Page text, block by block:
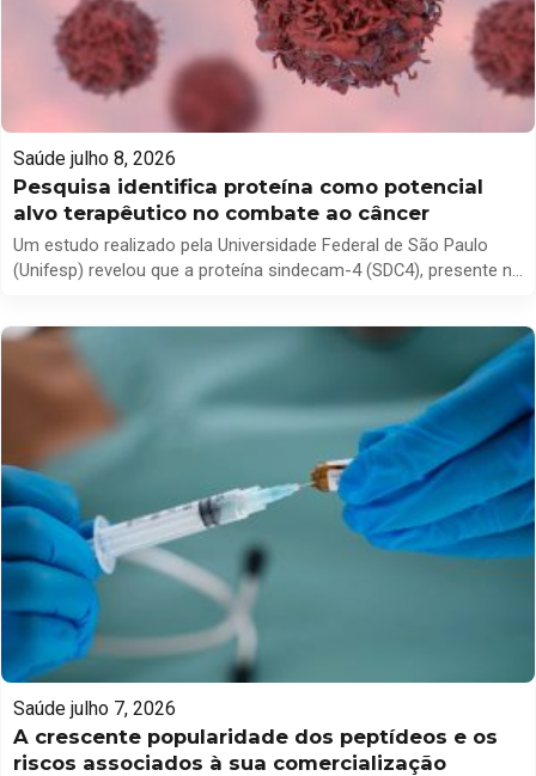
Saúde julho 8, 2026
Pesquisa identifica proteína como potencial
alvo terapêutico no combate ao câncer
Um estudo realizado pela Universidade Federal de São Paulo
(Unifesp) revelou que a proteína sindecam-4 (SDC4), presente na
diagnóstico da doença. Os pesquisadores conduziram
experimentos em laboratório que demonstraram que a SDC4
atua como um mecanismo […]
Saúde julho 7, 2026
A crescente popularidade dos peptídeos e os
riscos associados à sua comercialização